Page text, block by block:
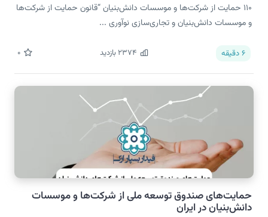
۱۱۰ حمایت از شرکت‌ها و موسسات دانش‌بنیان “قانون حمایت از شرکت‌ها
و موسسات دانش‌بنیان و تجاری‌سازی نوآوری ...
6 دقیقه 2374 بازدید 0
حمایت‌های صندوق توسعه ملی از شرکت‌ها و موسسات
دانش‌بنیان در ایران